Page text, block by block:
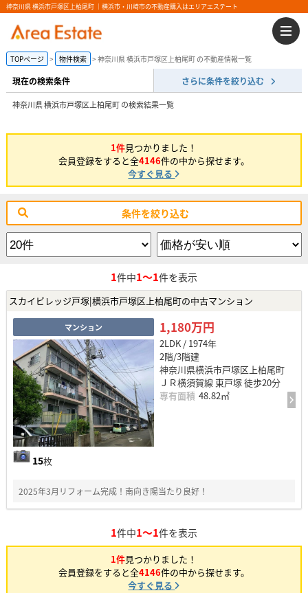
神奈川県 横浜市戸塚区上柏尾町 ｜横浜市・川崎市の不動産購入はエリアエステート
TOPページ 物件検索 神奈川県 横浜市戸塚区上柏尾町 の不動産情報一覧
現在の検索条件 さらに条件を絞り込む
神奈川県 横浜市戸塚区上柏尾町 の検索結果一覧
1件見つかりました！
会員登録をすると全4146件の中から探せます。
今すぐ見る
条件を絞り込む
1件中1～1件を表示
スカイビレッジ戸塚|横浜市戸塚区上柏尾町の中古マンション
マンション
15枚
1,180万円
2LDK / 1974年
2階/3階建
神奈川県横浜市戸塚区上柏尾町
ＪＲ横須賀線 東戸塚 徒歩20分
専有面積 48.82㎡
2025年3月リフォーム完成！南向き陽当たり良好！
1件中1～1件を表示
1件見つかりました！
会員登録をすると全4146件の中から探せます。
今すぐ見る